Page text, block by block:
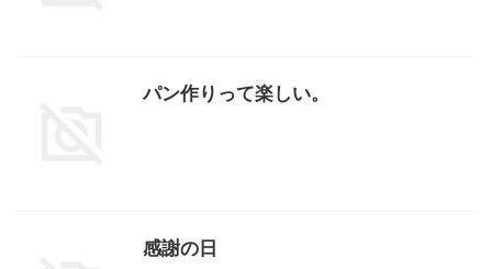
パン作りって楽しい。
感謝の日